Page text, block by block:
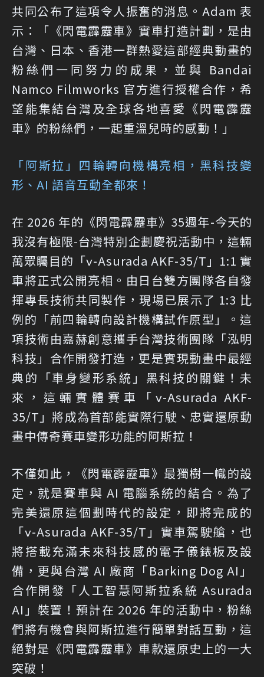
共同公布了這項令人振奮的消息。Adam 表
示：「《閃電霹靂車》實車打造計劃，是由
台灣、日本、香港一群熱愛這部經典動畫的
粉絲們一同努力的成果，並與 Bandai
Namco Filmworks 官方進行授權合作，希
望能集結台灣及全球各地喜愛《閃電霹靂
車》的粉絲們，一起重溫兒時的感動！」
「阿斯拉」四輪轉向機構亮相，黑科技變
形、AI 語音互動全都來！
在 2026 年的《閃電霹靂車》35週年-今天的
我沒有極限-台灣特別企劃慶祝活動中，這輛
萬眾矚目的「ν-Asurada AKF-35/T」1:1 實
車將正式公開亮相。由日台雙方團隊各自發
揮專長技術共同製作，現場已展示了 1:3 比
例的「前四輪轉向設計機構試作原型」。這
項技術由嘉赫創意攜手台灣技術團隊「泓明
科技」合作開發打造，更是實現動畫中最經
典的「車身變形系統」黑科技的關鍵！未
來，這輛實體賽車「ν-Asurada AKF-
35/T」將成為首部能實際行駛、忠實還原動
畫中傳奇賽車變形功能的阿斯拉！
不僅如此，《閃電霹靂車》最獨樹一幟的設
定，就是賽車與 AI 電腦系統的結合。為了
完美還原這個劃時代的設定，即將完成的
「ν-Asurada AKF-35/T」實車駕駛艙，也
將搭載充滿未來科技感的電子儀錶板及設
備，更與台灣 AI 廠商「Barking Dog AI」
合作開發「人工智慧阿斯拉系統 Asurada
AI」裝置！預計在 2026 年的活動中，粉絲
們將有機會與阿斯拉進行簡單對話互動，這
絕對是《閃電霹靂車》車款還原史上的一大
突破！